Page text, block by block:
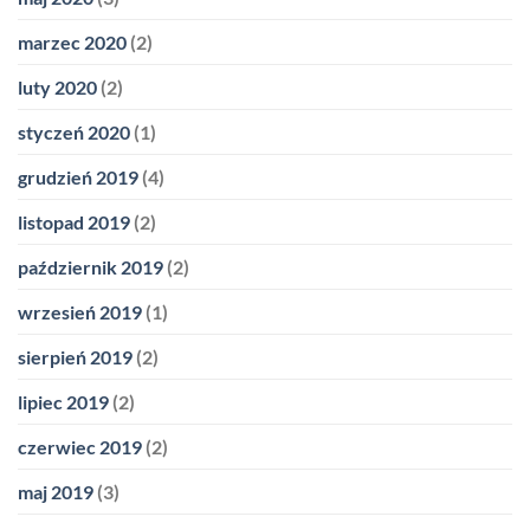
marzec 2020 (2)
luty 2020 (2)
styczeń 2020 (1)
grudzień 2019 (4)
listopad 2019 (2)
październik 2019 (2)
wrzesień 2019 (1)
sierpień 2019 (2)
lipiec 2019 (2)
czerwiec 2019 (2)
maj 2019 (3)